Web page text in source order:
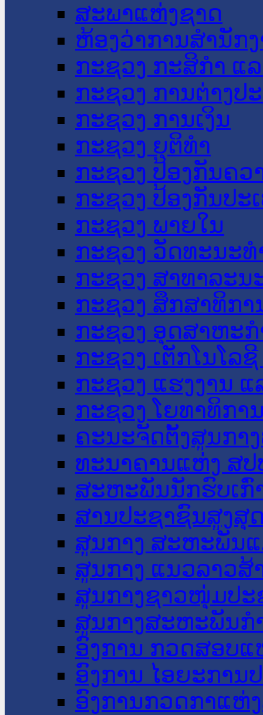
ສະພາແຫ່ງຊາດ
ຫ້ອງວ່າການສຳນັກ
ກະຊວງ ກະສິກຳ ແ
ກະຊວງ ການຕ່າງປ
ກະຊວງ ການເງິນ
ກະຊວງ ຍຸຕິທໍາ
ກະຊວງ ປ້ອງກັນຄວ
ກະຊວງ ປ້ອງກັນປະ
ກະຊວງ ພາຍໃນ
ກະຊວງ ວັດທະນະ
ກະຊວງ ສາທາລະນ
ກະຊວງ ສຶກສາທິກາ
ກະຊວງ ອຸດສາຫະ
ກະຊວງ ເຕັກໂນໂລ
ກະຊວງ ແຮງງານ
ກະຊວງ ໂຍທາທິກາ
ຄະນະຈັດຕັ້ງສູນກາ
ທະນາຄານແຫ່ງ ສປ
ສະຫະພັນນັກຮົບເກົ່
ສານປະຊາຊົນສູງສຸ
ສູນກາງ ສະຫະພັນ
ສູນກາງ ແນວລາວສ້
ສູນກາງຊາວໜຸ່ມປະ
ສູນກາງສະຫະພັນກ
ອົງການ ກວດສອບແ
ອົງການ ໄອຍະການ
ອົງການກວດກາແຫ່